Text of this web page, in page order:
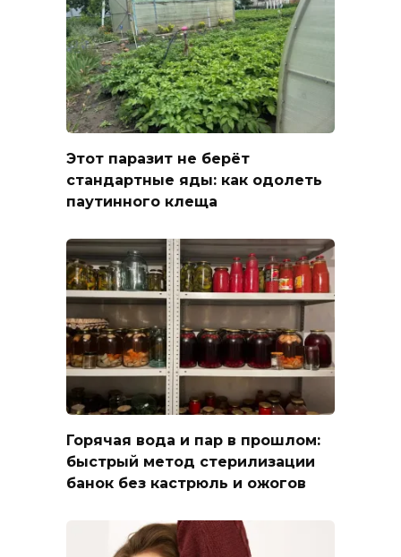
Этот паразит не берёт
стандартные яды: как одолеть
паутинного клеща
Горячая вода и пар в прошлом:
быстрый метод стерилизации
банок без кастрюль и ожогов